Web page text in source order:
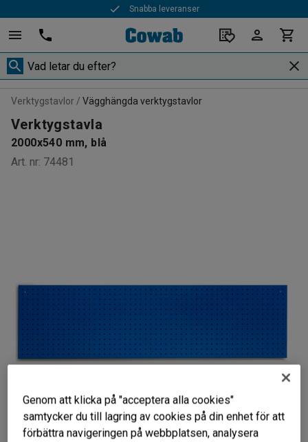
Snabba leveranser
Verktygstavlor Vägghängda verktygstavlor
Verktygstavla
2000x540 mm, blå
Art. nr: 74481
Genom att klicka på "acceptera alla cookies"
samtycker du till lagring av cookies på din enhet för att
förbättra navigeringen på webbplatsen, analysera